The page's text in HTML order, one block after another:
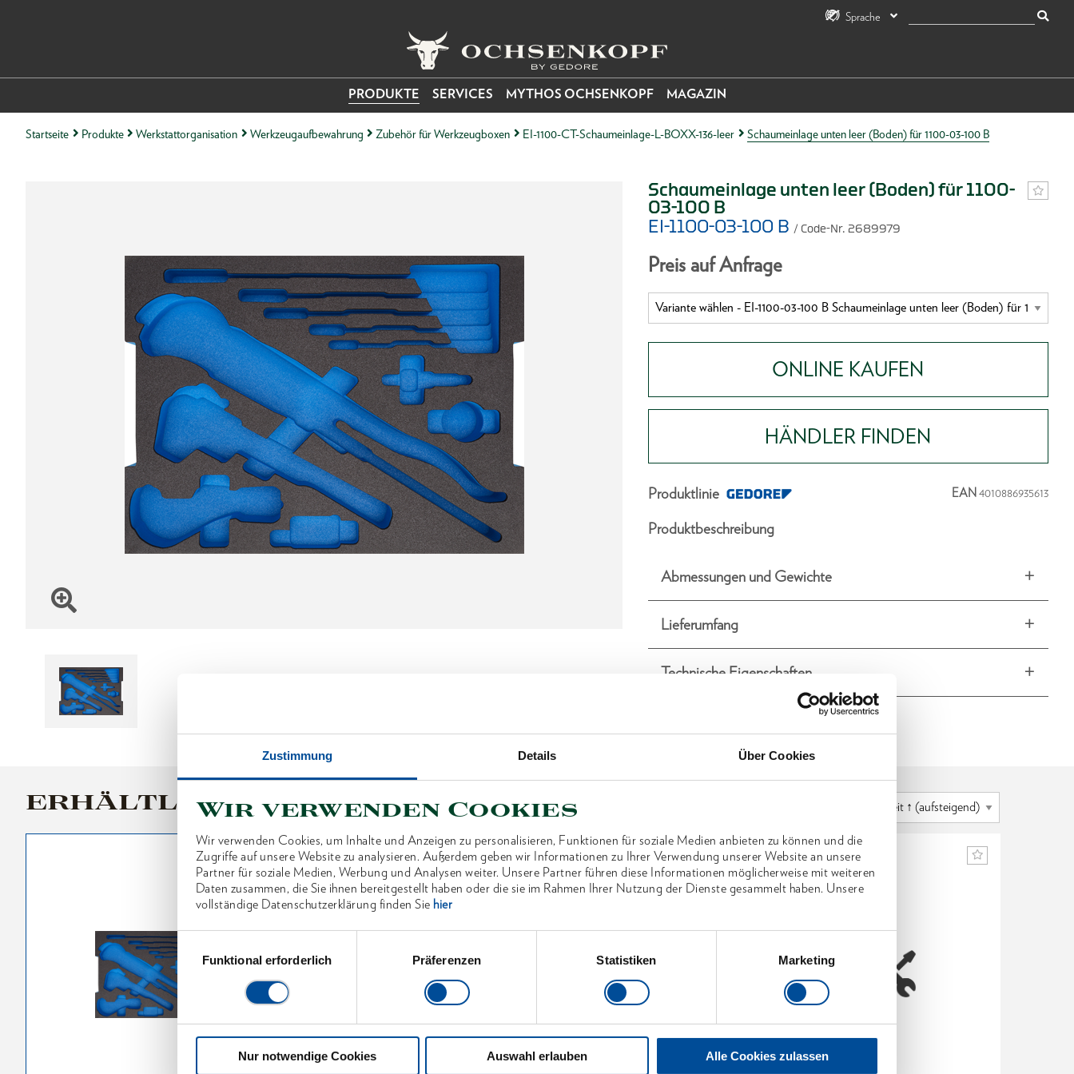
Zustimmung Details Über Cookies
Wir verwenden Cookies
Wir verwenden Cookies, um Inhalte und Anzeigen zu personalisieren, Funktionen für soziale Medien anbieten zu können und die
Zugriffe auf unsere Website zu analysieren. Außerdem geben wir Informationen zu Ihrer Verwendung unserer Website an unsere
Partner für soziale Medien, Werbung und Analysen weiter. Unsere Partner führen diese Informationen möglicherweise mit weiteren
Daten zusammen, die Sie ihnen bereitgestellt haben oder die sie im Rahmen Ihrer Nutzung der Dienste gesammelt haben. Unsere
vollständige Datenschutzerklärung finden Sie hier
Einwilligungsauswahl
Funktional erforderlich
Präferenzen Statistiken Marketing
Nur notwendige Cookies Auswahl erlauben Alle Cookies zulassen
Sprache
PRODUKTE SERVICES MYTHOS OCHSENKOPF MAGAZIN
Startseite Produkte Werkstattorganisation Werkzeugaufbewahrung Zubehör für Werkzeugboxen EI-1100-CT-Schaumeinlage-L-BOXX-136-leer Schaumeinlage unten leer (Boden) für 1100-03-100 B
Schaumeinlage unten leer (Boden) für 1100-
03-100 B
EI-1100-03-100 B / Code-Nr. 2689979
Preis auf Anfrage
ONLINE KAUFEN
HÄNDLER FINDEN
Produktlinie EAN4010886935613
Produktbeschreibung
Abmessungen und Gewichte
Lieferumfang
Technische Eigenschaften
ERHÄLTLICHE VARIANTEN